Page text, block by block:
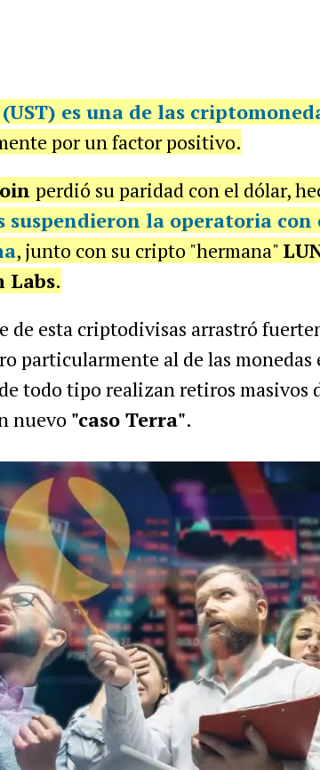
es una de las
por un factor positivo.
perdió su paridad con el dólar,
suspendieron la operatoria
, junto con su cripto "hermana"
Labs.
de esta criptodivisas arrastró
particularmente al de las monedas
todo tipo realizan retiros masivos
nuevo "caso Terra".